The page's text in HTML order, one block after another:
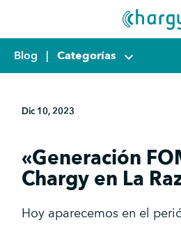
Blog | Categorías keyboard_arrow_down
Dic 10, 2023
«Generación
Chargy en La
Hoy aparecemos en el